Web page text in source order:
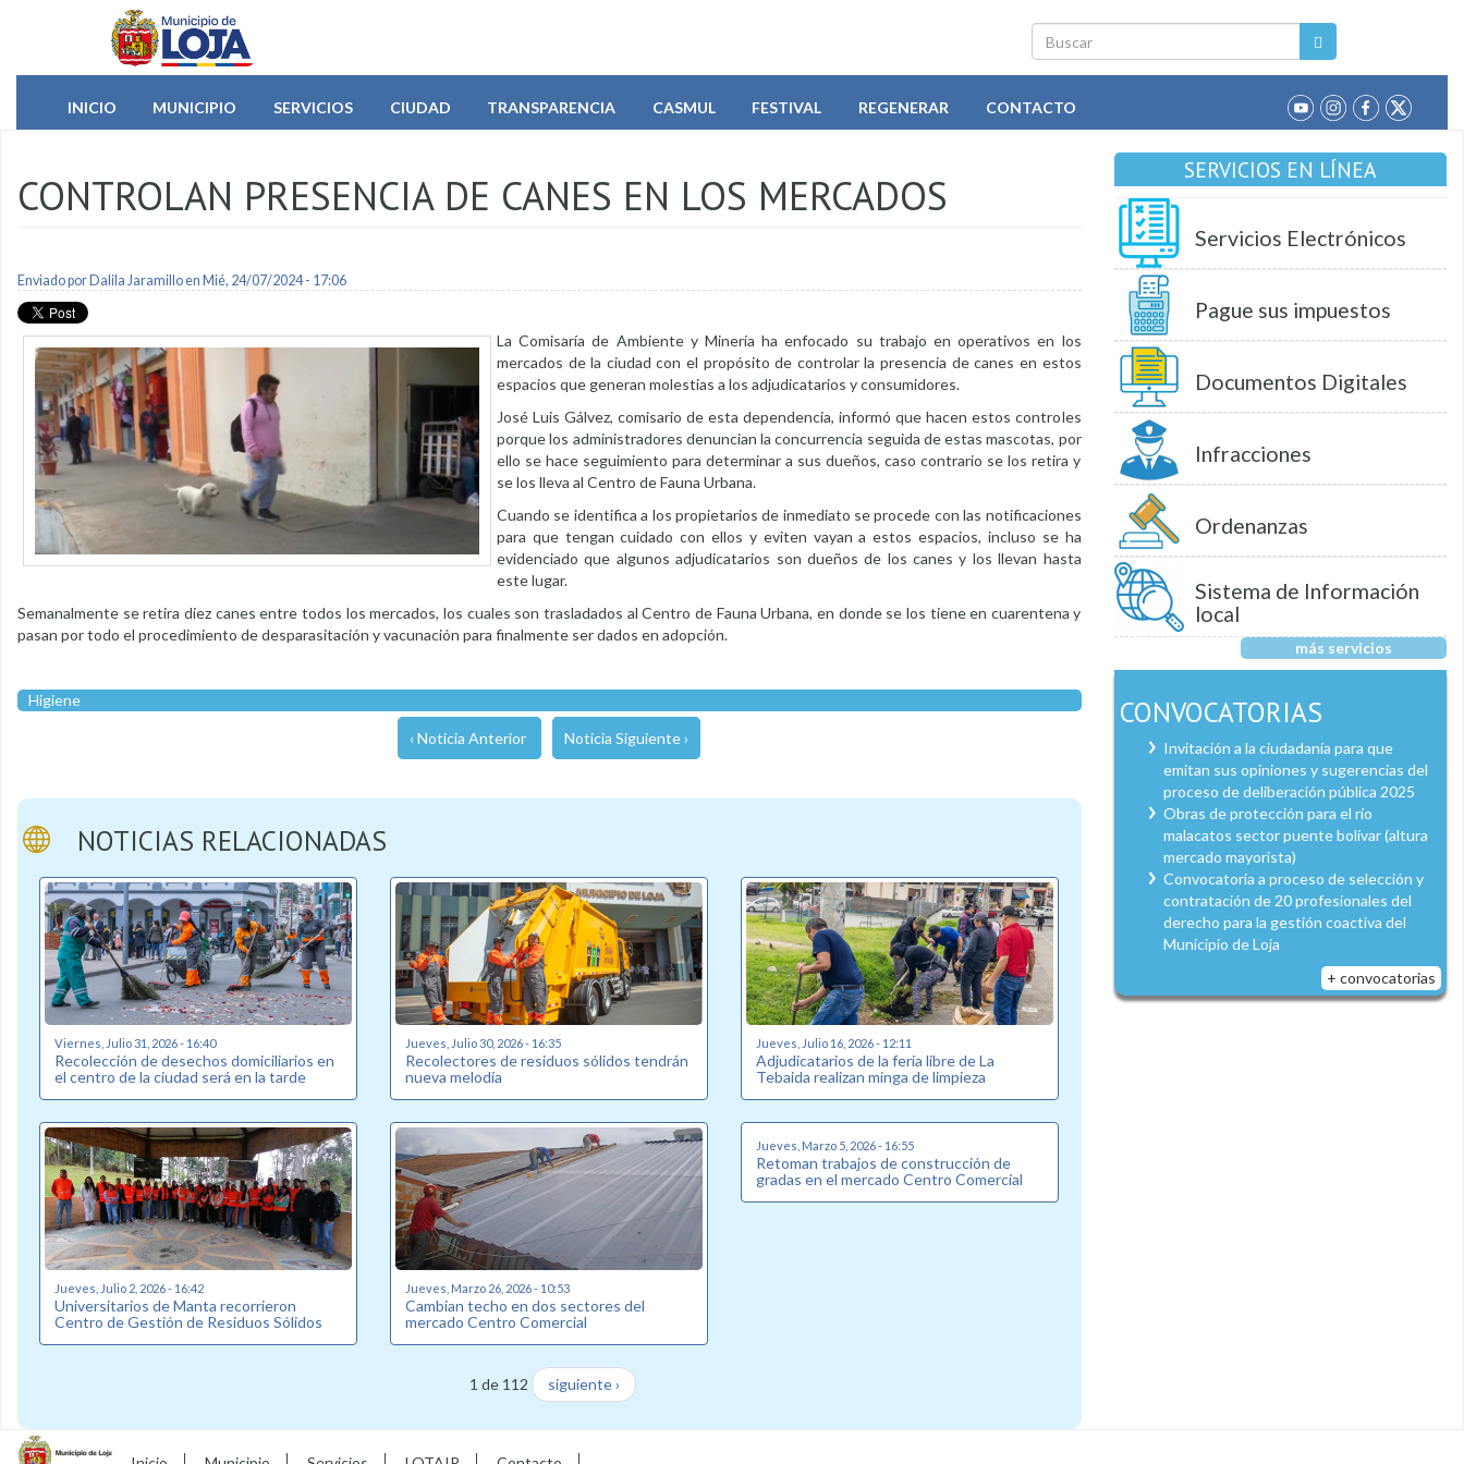
Pasar al contenido principal
Buscar
INICIO
MUNICIPIO SERVICIOS CIUDAD TRANSPARENCIA CASMUL FESTIVAL REGENERAR CONTACTO
CONTROLAN PRESENCIA DE CANES EN LOS MERCADOS
Enviado por Dalila Jaramilloen Mié, 24/07/2024 - 17:06
La Comisaría de Ambiente y Minería ha enfocado su trabajo en operativos en los
mercados de la ciudad con el propósito de controlar la presencia de canes en estos
espacios que generan molestias a los adjudicatarios y consumidores.
José Luis Gálvez, comisario de esta dependencia, informó que hacen estos controles
porque los administradores denuncian la concurrencia seguida de estas mascotas, por
ello se hace seguimiento para determinar a sus dueños, caso contrario se los retira y
se los lleva al Centro de Fauna Urbana.
Cuando se identifica a los propietarios de inmediato se procede con las notificaciones
para que tengan cuidado con ellos y eviten vayan a estos espacios, incluso se ha
evidenciado que algunos adjudicatarios son dueños de los canes y los llevan hasta
este lugar.
Semanalmente se retira diez canes entre todos los mercados, los cuales son trasladados al Centro de Fauna Urbana, en donde se los tiene en cuarentena y
pasan por todo el procedimiento de desparasitación y vacunación para finalmente ser dados en adopción.
Higiene
‹ Noticia Anterior Noticia Siguiente ›
NOTICIAS RELACIONADAS
Viernes, Julio 31, 2026 - 16:40
Recolección de desechos domiciliarios en
el centro de la ciudad será en la tarde
Jueves, Julio 30, 2026 - 16:35
Recolectores de residuos sólidos tendrán
nueva melodía
Jueves, Julio 16, 2026 - 12:11
Adjudicatarios de la feria libre de La
Tebaida realizan minga de limpieza
Jueves, Julio 2, 2026 - 16:42
Universitarios de Manta recorrieron
Centro de Gestión de Residuos Sólidos
Jueves, Marzo 26, 2026 - 10:53
Cambian techo en dos sectores del
mercado Centro Comercial
Jueves, Marzo 5, 2026 - 16:55
Retoman trabajos de construcción de
gradas en el mercado Centro Comercial
1 de 112 siguiente ›
SERVICIOS EN LÍNEA
Servicios Electrónicos
Pague sus impuestos
Documentos Digitales
Infracciones
Ordenanzas
Sistema de Información
local
más servicios
CONVOCATORIAS
Invitación a la ciudadanía para que
emitan sus opiniones y sugerencias del
proceso de deliberación pública 2025
Obras de protección para el río
malacatos sector puente bolívar (altura
mercado mayorista)
Convocatoria a proceso de selección y
contratación de 20 profesionales del
derecho para la gestión coactiva del
Municipio de Loja
+ convocatorias